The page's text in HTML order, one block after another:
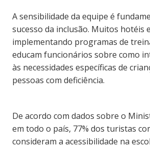
A sensibilidade da equipe é
sucesso da inclusão. Muitos hotéis
implementando programas de
educam funcionários sobre como
às necessidades específicas de
pessoas com deficiência.
De acordo com dados sobre o
em todo o país, 77% dos turistas
consideram a acessibilidade na